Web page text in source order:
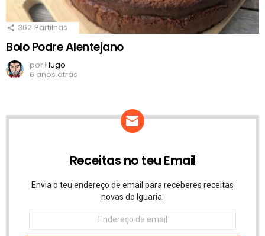
362 Partilhas
Bolo Podre Alentejano
porHugo
6 anos atrás
Receitas no teu Email
Envia o teu endereço de email para receberes receitas
novas do Iguaria.
Endereço
email